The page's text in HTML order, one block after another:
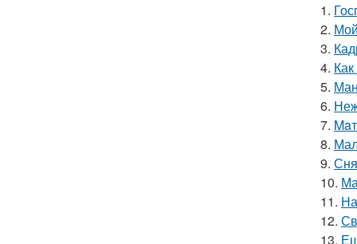
1.
2.
3.
4.
5.
6.
7.
8.
9.
10.
11.
12.
13.